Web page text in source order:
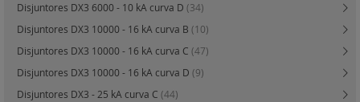
Disjuntores DX3 6000 - 10 kA curva D (34)
Disjuntores DX3 10000 - 16 kA curva B (10)
Disjuntores DX3 10000 - 16 kA curva C (47)
Disjuntores DX3 10000 - 16 kA curva D (9)
Disjuntores DX3 - 25 kA curva C (44)